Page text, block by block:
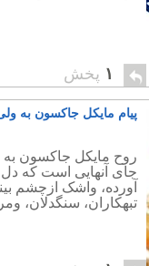
۱ پخش
پیام مایکل جاکسون به
روح مایکل جاکسون
جای آنهایی است که
آورده، واشک ازچشم
تبهکاران، سنگدلان،